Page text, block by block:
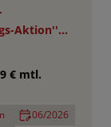
Aktion''
€ mtl.
06/2026